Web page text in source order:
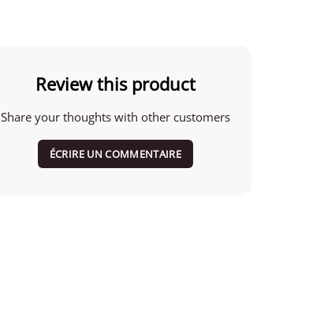
Review this product
Share your thoughts with other customers
ÉCRIRE UN COMMENTAIRE